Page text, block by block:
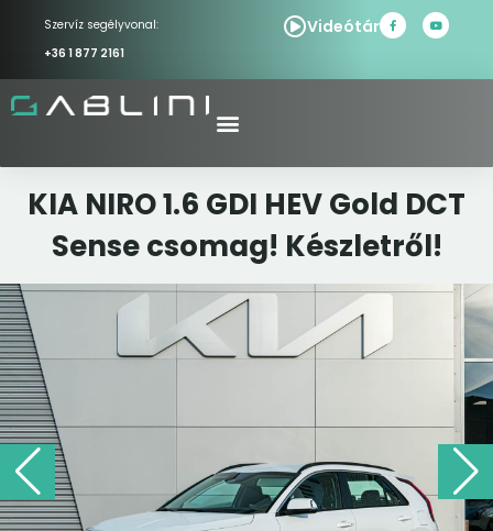
Szervíz segélyvonal:
+36 1 877 2161
Videótár
KIA NIRO 1.6 GDI HEV Gold DCT
Sense csomag! Készletről!